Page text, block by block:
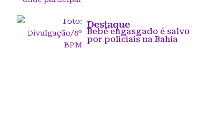
Destaque
Bebê engasgado é salvo
por policiais na Bahia